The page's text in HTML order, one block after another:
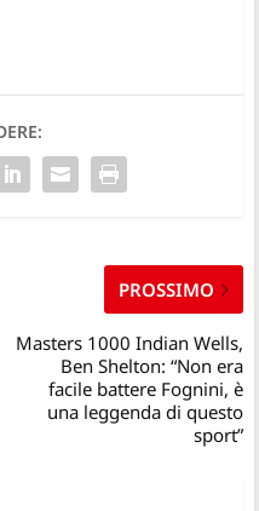
PROSSIMO
Masters 1000 Indian Wells,
Ben Shelton: “Non era
facile battere Fognini, è
una leggenda di questo
sport”